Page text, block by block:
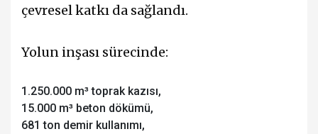
çevresel katkı da sağlandı.
Yolun inşası sürecinde:
1.250.000 m³ toprak kazısı,
15.000 m³ beton dökümü,
681 ton demir kullanımı,